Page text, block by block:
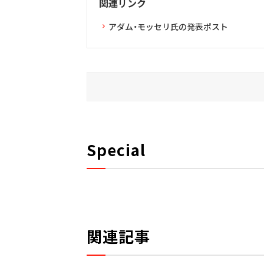
関連リンク
アダム・モッセリ氏の発表ポスト
Special
関連記事